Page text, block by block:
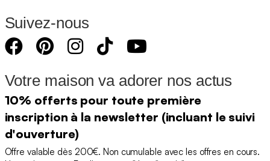
Suivez-nous
Votre maison va adorer nos actus
10% offerts pour toute première
inscription à la newsletter (incluant le suivi
d'ouverture)
Offre valable dès 200€. Non cumulable avec les offres en cours.